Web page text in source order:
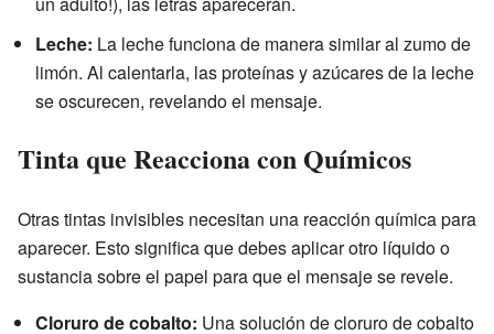
Leche: La leche funciona de manera similar al zumo de
limón. Al calentarla, las proteínas y azúcares de la leche
se oscurecen, revelando el mensaje.
Tinta que Reacciona con Químicos
Otras tintas invisibles necesitan una reacción química para
aparecer. Esto significa que debes aplicar otro líquido o
sustancia sobre el papel para que el mensaje se revele.
Cloruro de cobalto: Una solución de cloruro de cobalto